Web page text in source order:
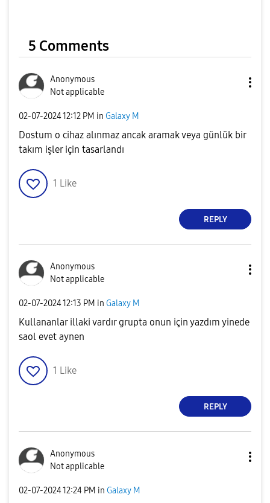
5 Comments
Anonymous
Not applicable
‎02-07-202412:12 PM in Galaxy M
Dostum o cihaz alınmaz ancak aramak veya günlük bir
takım işler için tasarlandı
1 Like
REPLY
Anonymous
Not applicable
‎02-07-202412:13 PM in Galaxy M
Kullananlar illaki vardır grupta onun için yazdım yinede
saol evet aynen
1 Like
REPLY
Anonymous
Not applicable
‎02-07-202412:24 PM in Galaxy M